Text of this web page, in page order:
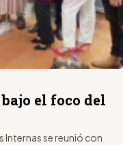
el foco del
Internas se reunió con